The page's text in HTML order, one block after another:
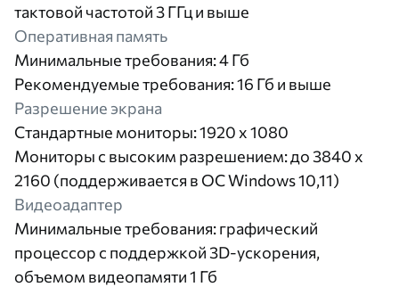
тактовой частотой 3 ГГц и выше
Оперативная память
Минимальные требования: 4 Гб
Рекомендуемые требования: 16 Гб и выше
Разрешение экрана
Стандартные мониторы: 1920 x 1080
Мониторы с высоким разрешением: до 3840 x
2160 (поддерживается в ОС Windows 10,11)
Видеоадаптер
Минимальные требования: графический
процессор с поддержкой 3D-ускорения,
объемом видеопамяти 1 Гб